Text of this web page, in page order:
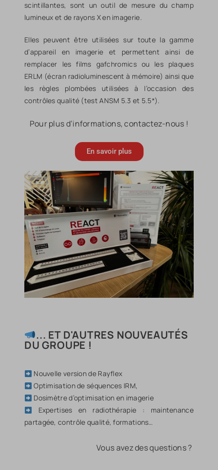
scintillantes, sont un outil de mesure du champ
lumineux et de rayons X en imagerie.
Elles peuvent être utilisées sur toute la gamme
d’appareil en imagerie et permettent ainsi de
remplacer les films gafchromics ou les plaques
ERLM (écran radioluminescent à mémoire) ainsi que
les règles plombées utilisées à l’occasion des
contrôles qualité (test ANSM 5.3 et 5.5*).
Pour plus d’informations, contactez-nous !
En savoir plus
... ET D'AUTRES NOUVEAUTÉS
DU GROUPE !
Nouvelle version de Rayflex
Optimisation de séquences IRM,
Dosimètre d’optimisation en imagerie
Expertises en radiothérapie : maintenance
partagée, contrôle qualité, formations…
Vous avez des questions ?